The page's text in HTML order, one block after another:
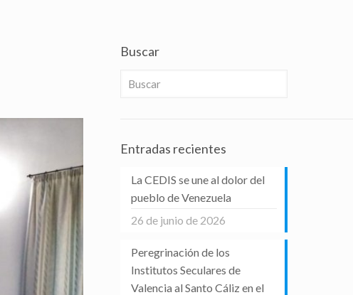
Buscar
Entradas recientes
La CEDIS se une al dolor del
pueblo de Venezuela
26 de junio de 2026
Peregrinación de los
Institutos Seculares de
Valencia al Santo Cáliz en el